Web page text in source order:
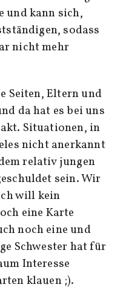
und kann sich,
sodass
nicht mehr
Seiten, Eltern und
da hat es bei uns
Situationen, in
nicht anerkannt
relativ jungen
sein. Wir
will kein
eine Karte
noch eine und
Schwester hat für
Interesse
klauen ;).